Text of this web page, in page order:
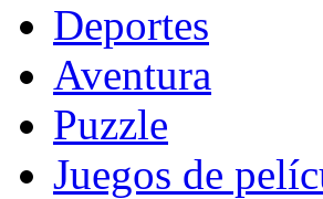
Deportes
Aventura
Puzzle
Juegos de